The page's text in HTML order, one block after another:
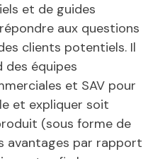
et de guides
aux questions
clients potentiels. Il
des équipes
et SAV pour
et expliquer soit
(sous forme de
avantages par rapport